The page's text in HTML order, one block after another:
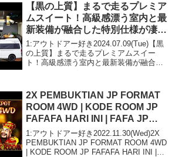
【黒の上質】まるで走るプレミア
ムスイート！高級感漂う室内と最
新装備が融合した特別仕様が凄す
ぎる！【GT Casaブラックエデ
ィション】
1:アウトドアー好き2024.07.09(Tue)【黒
の上質】まるで走るプレミアムスイー
ト！高級感漂う室内と最新装備が融合し
いぞ、見逃さないで！！2:アウトドア
ー...
2X PEMBUKTIAN JP FORMAT
ROOM 4WD | KODE ROOM JP
FAFAFA HARI INI | FAFA JP
HARI INI
1:アウトドアー好き2022.11.30(Wed)2X
PEMBUKTIAN JP FORMAT ROOM 4WD
| KODE ROOM JP FAFAFA HARI INI |